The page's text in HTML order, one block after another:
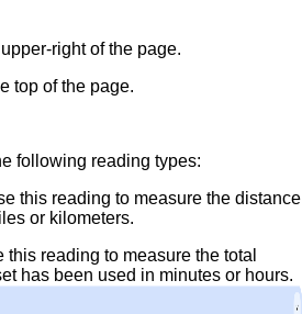
right of the page.
top of the page.
following reading types:
this reading to measure the distance
or kilometers.
this reading to measure the total
has been used in minutes or hours.